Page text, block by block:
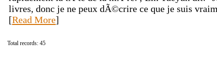
livres, donc je ne peux dÃ©crire ce que je suis
[Read More]
Total records: 45